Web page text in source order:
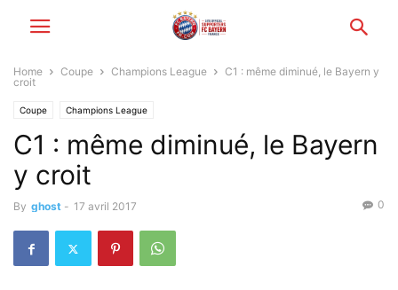
Home Coupe Champions League
C1 : même diminué, le Bayern y
croit
Coupe Champions League
C1 : même diminué, le Bayern
y croit
By ghost - 17 avril 2017 0